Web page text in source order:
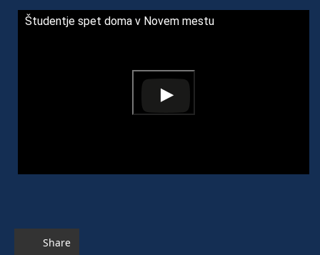
Študentje spet doma v Novem mestu
Share